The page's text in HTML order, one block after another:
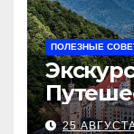
ПОЛЕЗНЫЕ
25